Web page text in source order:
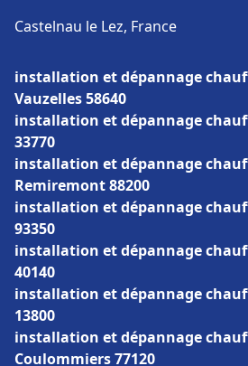
Castelnau le Lez, France
installation et dépannage
Vauzelles 58640
installation et dépannage
33770
installation et dépannage
Remiremont 88200
installation et dépannage
93350
installation et dépannage
40140
installation et dépannage
13800
installation et dépannage
Coulommiers 77120